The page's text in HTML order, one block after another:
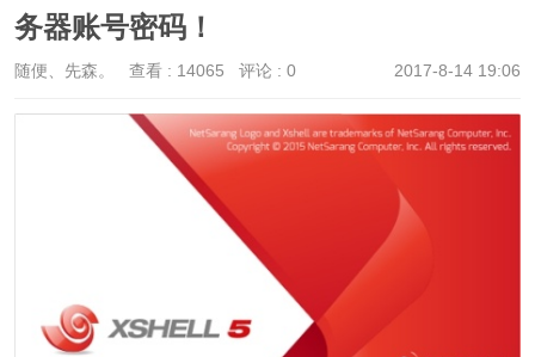
务器账号密码！
2017-8-14 19:06
随便、先森。 查看 : 14065 评论 : 0